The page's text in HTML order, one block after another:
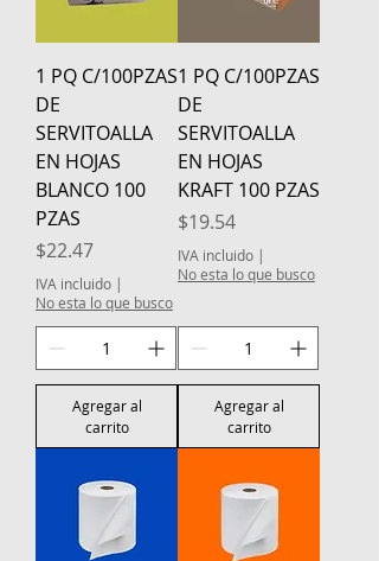
1 PQ C/100PZAS
DE
SERVITOALLA
EN HOJAS
BLANCO 100
PZAS
Precio
$22.47
IVA incluido |
No esta lo que busco
Agregar al
carrito
1 PQ C/100PZAS
DE
SERVITOALLA
EN HOJAS
KRAFT 100 PZAS
Precio
$19.54
IVA incluido |
No esta lo que busco
Agregar al
carrito